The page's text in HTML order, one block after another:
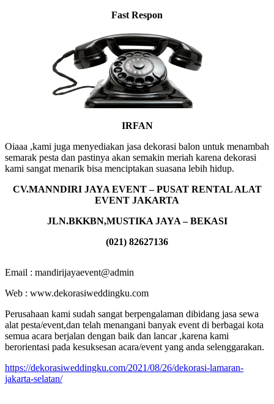
Fast Respon
IRFAN
Oiaaa ,kami juga menyediakan jasa dekorasi balon untuk menambah
semarak pesta dan pastinya akan semakin meriah karena dekorasi
kami sangat menarik bisa menciptakan suasana lebih hidup.
CV.MANNDIRI JAYA EVENT – PUSAT RENTAL ALAT
EVENT JAKARTA
JLN.BKKBN,MUSTIKA JAYA – BEKASI
(021) 82627136
Email : mandirijayaevent@admin
Web : www.dekorasiweddingku.com
Perusahaan kami sudah sangat berpengalaman dibidang jasa sewa
alat pesta/event,dan telah menangani banyak event di berbagai kota
semua acara berjalan dengan baik dan lancar ,karena kami
berorientasi pada kesuksesan acara/event yang anda selenggarakan.
https://dekorasiweddingku.com/2021/08/26/dekorasi-lamaran-
jakarta-selatan/